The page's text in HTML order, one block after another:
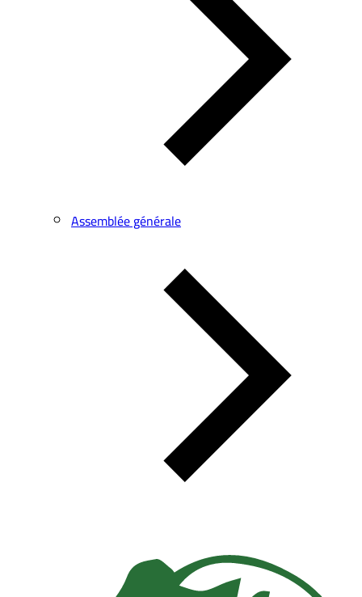
Assemblée générale